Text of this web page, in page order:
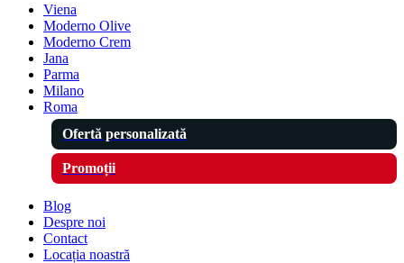
Viena
Moderno Olive
Moderno Crem
Jana
Parma
Milano
Roma
Ofertă personalizată
Promoții
Blog
Despre noi
Contact
Locația noastră